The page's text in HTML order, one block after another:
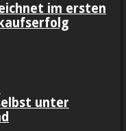
im ersten
unter